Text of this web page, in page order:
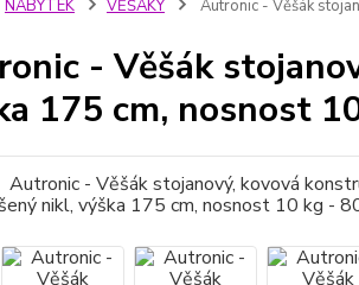
NÁBYTEK VĚŠÁKY Autronic - Věšák
- Věšák
175 cm, nosnost